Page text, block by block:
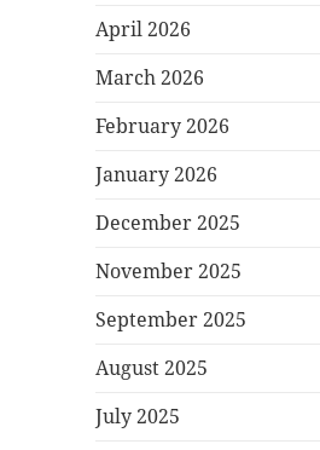
April 2026
March 2026
February 2026
January 2026
December 2025
November 2025
September 2025
August 2025
July 2025